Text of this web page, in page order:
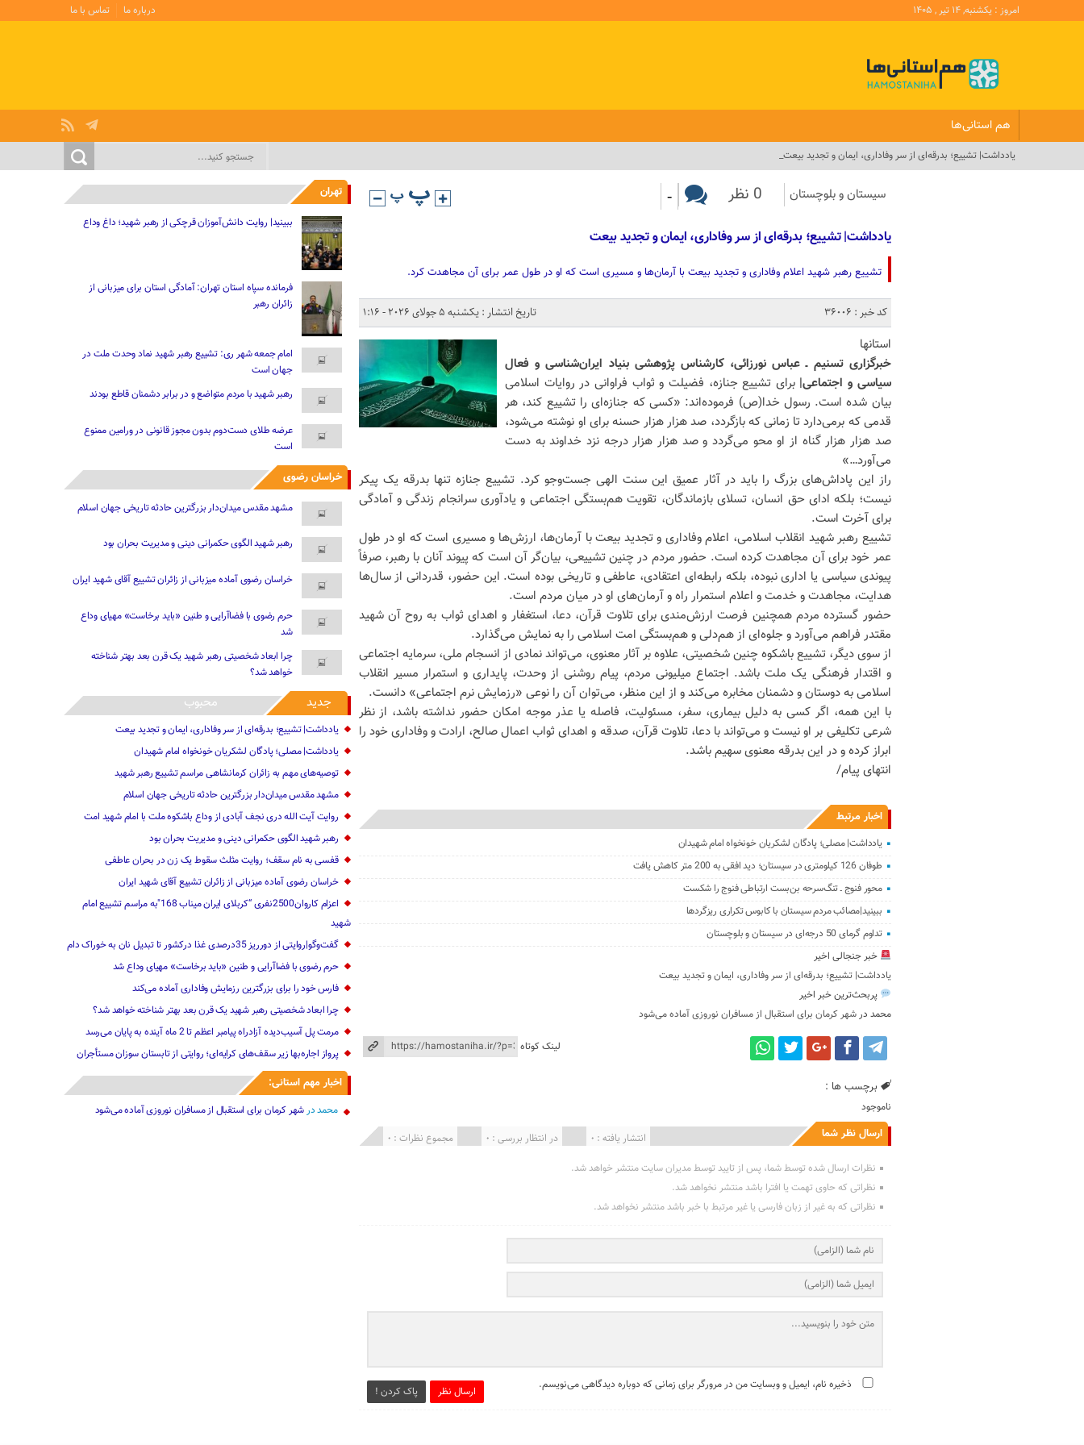
امروز : یکشنبه, ۱۴ تیر , ۱۴۰۵ درباره ما تماس با ما
هم استانی‌ها
یادداشت| تشییع؛ بدرقه‌ای از سر وفاداری، ایمان و تجدید بیعت_
سیستان و بلوچستان 0 نظر -
یادداشت| تشییع؛ بدرقه‌ای از سر وفاداری، ایمان و تجدید بیعت
تشییع رهبر شهید اعلام وفاداری و تجدید بیعت با آرمان‌ها و مسیری است که او در طول عمر برای آن مجاهدت کرد.
کد خبر : 36006
تاریخ انتشار : یکشنبه 5 جولای 2026 - 1:16
استانها
خبرگزاری تسنیم ـ عباس نورزائی، کارشناس پژوهشی بنیاد ایران‌شناسی و فعال
سیاسی و اجتماعی| برای تشییع جنازه، فضیلت و ثواب فراوانی در روایات اسلامی
بیان شده است. رسول خدا(ص) فرموده‌اند: «کسی که جنازه‌ای را تشییع کند، هر
قدمی که برمی‌دارد تا زمانی که بازگردد، صد هزار هزار حسنه برای او نوشته می‌شود،
صد هزار هزار گناه از او محو می‌گردد و صد هزار هزار درجه نزد خداوند به دست
می‌آورد…»
راز این پاداش‌های بزرگ را باید در آثار عمیق این سنت الهی جست‌وجو کرد. تشییع جنازه تنها بدرقه یک پیکر
نیست؛ بلکه ادای حق انسان، تسلای بازماندگان، تقویت هم‌بستگی اجتماعی و یادآوری سرانجام زندگی و آمادگی
برای آخرت است.
تشییع رهبر شهید انقلاب اسلامی، اعلام وفاداری و تجدید بیعت با آرمان‌ها، ارزش‌ها و مسیری است که او در طول
عمر خود برای آن مجاهدت کرده است. حضور مردم در چنین تشییعی، بیان‌گر آن است که پیوند آنان با رهبر، صرفاً
پیوندی سیاسی یا اداری نبوده، بلکه رابطه‌ای اعتقادی، عاطفی و تاریخی بوده است. این حضور، قدردانی از سال‌ها
هدایت، مجاهدت و خدمت و اعلام استمرار راه و آرمان‌های او در میان مردم است.
حضور گسترده مردم همچنین فرصت ارزش‌مندی برای تلاوت قرآن، دعا، استغفار و اهدای ثواب به روح آن شهید
مقتدر فراهم می‌آورد و جلوه‌ای از هم‌دلی و هم‌بستگی امت اسلامی را به نمایش می‌گذارد.
از سوی دیگر، تشییع باشکوه چنین شخصیتی، علاوه بر آثار معنوی، می‌تواند نمادی از انسجام ملی، سرمایه اجتماعی
و اقتدار فرهنگی یک ملت باشد. اجتماع میلیونی مردم، پیام روشنی از وحدت، پایداری و استمرار مسیر انقلاب
اسلامی به دوستان و دشمنان مخابره می‌کند و از این منظر، می‌توان آن را نوعی «رزمایش نرم اجتماعی» دانست.
با این همه، اگر کسی به دلیل بیماری، سفر، مسئولیت، فاصله یا عذر موجه امکان حضور نداشته باشد، از نظر
شرعی تکلیفی بر او نیست و می‌تواند با دعا، تلاوت قرآن، صدقه و اهدای ثواب اعمال صالح، ارادت و وفاداری خود را
ابراز کرده و در این بدرقه معنوی سهیم باشد.
انتهای پیام/
اخبار مرتبط
یادداشت| مصلی؛ پادگان لشکریان خونخواه امام شهیدان
طوفان 126 کیلومتری در سیستان؛ دید افقی به 200 متر کاهش یافت
محور فنوج ـ تنگ‌سرحه بن‌بست ارتباطی فنوج ‌را شکست
ببینید|مصائب مردم سیستان با کابوس تکراری ریزگردها
تداوم گرمای 50 درجه‌ای در سیستان و بلوچستان
خبر جنجالی اخیر
یادداشت| تشییع؛ بدرقه‌ای از سر وفاداری، ایمان و تجدید بیعت
پربحث‌ترین خبر اخیر
محمد درشهر کرمان برای استقبال از مسافران نوروزی آماده می‌شود
لینک کوتاه
برچسب ها :
ناموجود
ارسال نظر شما مجموع نظرات : 0 در انتظار بررسی : 0 انتشار یافته : 0
نظرات ارسال شده توسط شما، پس از تایید توسط مدیران سایت منتشر خواهد شد.
نظراتی که حاوی تهمت یا افترا باشد منتشر نخواهد شد.
نظراتی که به غیر از زبان فارسی یا غیر مرتبط با خبر باشد منتشر نخواهد شد.
ارسال نظر پاک کردن ! ذخیره نام، ایمیل و وبسایت من در مرورگر برای زمانی که دوباره دیدگاهی می‌نویسم.
تهران
ببینید| ‌‌روایت دانش‌آموزان قرچکی از رهبر شهید؛ داغ وداع
فرمانده سپاه استان تهران: آمادگی استان برای میزبانی از
زائران رهبر
امام جمعه شهر ری: تشییع رهبر شهید نماد وحدت ملت در
جهان است
رهبر شهید با مردم متواضع و در برابر دشمنان قاطع بودند
عرضه طلای دست‌دوم بدون مجوز قانونی در ورامین ممنوع
است
خراسان رضوی
مشهد مقدس میدان‌دار بزرگترین حادثه تاریخی جهان اسلام
رهبر شهید الگوی حکمرانی دینی و مدیریت بحران بود
خراسان رضوی آماده میزبانی از زائران تشییع آقای شهید ایران
حرم رضوی با فضاآرایی و طنین «باید برخاست» مهیای وداع
شد
چرا ابعاد شخصیتی رهبر شهید یک قرن بعد بهتر شناخته
خواهد شد؟
جدید محبوب
یادداشت| تشییع؛ بدرقه‌ای از سر وفاداری، ایمان و تجدید بیعت
یادداشت| مصلی؛ پادگان لشکریان خونخواه امام شهیدان
توصیه‌های مهم به زائران کرمانشاهی مراسم تشییع رهبر شهید
مشهد مقدس میدان‌دار بزرگترین حادثه تاریخی جهان اسلام
روایت آیت الله دری نجف آبادی از وداع باشکوه ملت با امام شهید امت
رهبر شهید الگوی حکمرانی دینی و مدیریت بحران بود
قفسی به نام سقف؛ روایت مثلث سقوط یک زن در بحران عاطفی
خراسان رضوی آماده میزبانی از زائران تشییع آقای شهید ایران
اعزام کاروان2500نفری “کربلای ایران میناب 168″به مراسم تشییع امام
شهید
گفت‌و‌گو|روایتی از دورریز 35درصدی غذا درکشور تا تبدیل نان به خوراک دام
حرم رضوی با فضاآرایی و طنین «باید برخاست» مهیای وداع شد
فارس خود را برای بزرگترین رزمایش وفاداری آماده می‌کند
چرا ابعاد شخصیتی رهبر شهید یک قرن بعد بهتر شناخته خواهد شد؟
مرمت پل آسیب‌دیده آزادراه پیامبر اعظم تا 2 ماه آینده به پایان می‌رسد
پرواز اجاره‌بها زیر سقف‌های کرایه‌ای؛ روایتی از تابستان سوزان مستأجران
اخبار مهم استانی:
محمددرشهر کرمان برای استقبال از مسافران نوروزی آماده می‌شود